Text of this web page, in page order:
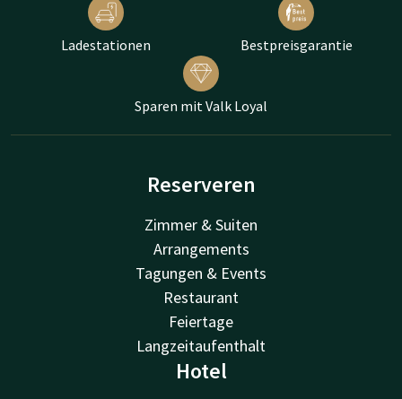
Ladestationen Bestpreisgarantie
Sparen mit Valk Loyal
Reserveren
Zimmer & Suiten
Arrangements
Tagungen & Events
Restaurant
Feiertage
Langzeitaufenthalt
Hotel